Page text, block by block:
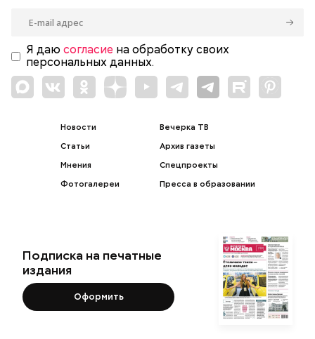
Я даю согласие на обработку своих
персональных данных.
Новости
Статьи
Мнения
Фотогалереи
Вечерка ТВ
Архив газеты
Спецпроекты
Пресса в образовании
Подписка на печатные
издания
Оформить